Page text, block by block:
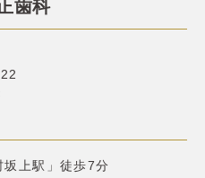
歯科
上駅」徒歩7分